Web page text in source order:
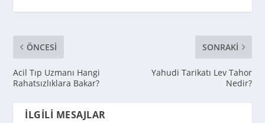
ÖNCESI
Acil Tıp Uzmanı Hangi
Rahatsızlıklara Bakar?
SONRAKI
Yahudi Tarikatı Lev Tahor
Nedir?
İLGILI MESAJLAR